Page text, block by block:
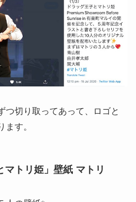
つ切り取ってあって、ロゴと
ます。
マトリ姫」壁紙 マトリ